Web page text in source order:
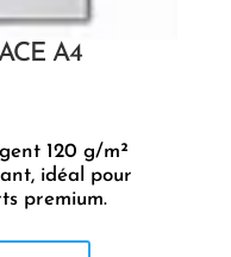
A4
120 g/m²
idéal pour
premium.